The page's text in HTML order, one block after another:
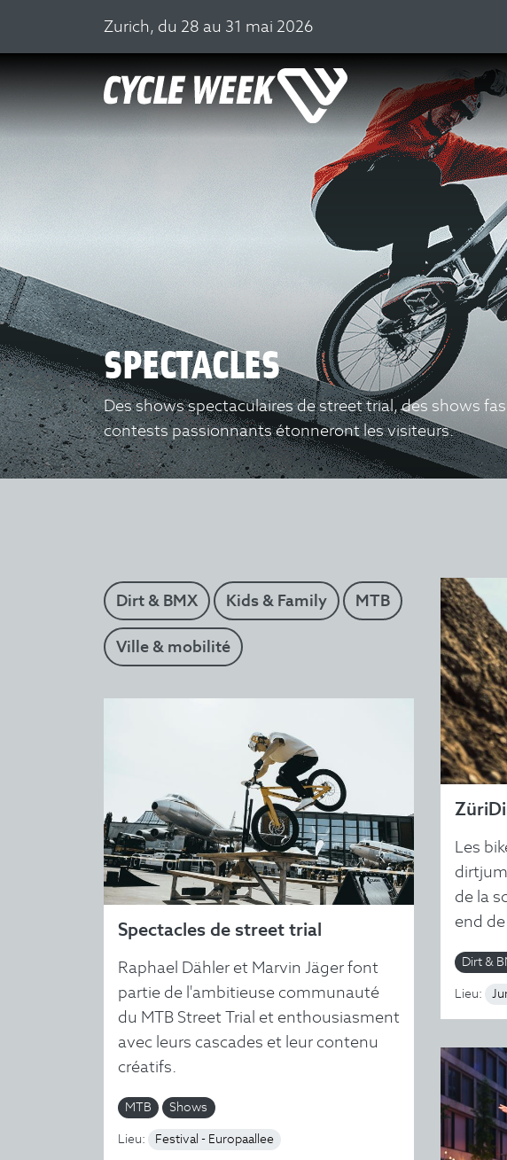
Zurich, du 28 au 31 mai 2026
SPECTACLES
Des shows spectaculaires de street trial, des shows
contests passionnants étonneront les visiteurs.
Dirt & BMX Kids & Family MTB
Ville & mobilité
Les
de la
end
Dirt &
Lieu:
Spectacles de street trial
Raphael Dähler et Marvin Jäger font
partie de l'ambitieuse communauté
du MTB Street Trial et enthousiasment
avec leurs cascades et leur contenu
créatifs.
MTB Shows
Lieu: Festival - Europaallee